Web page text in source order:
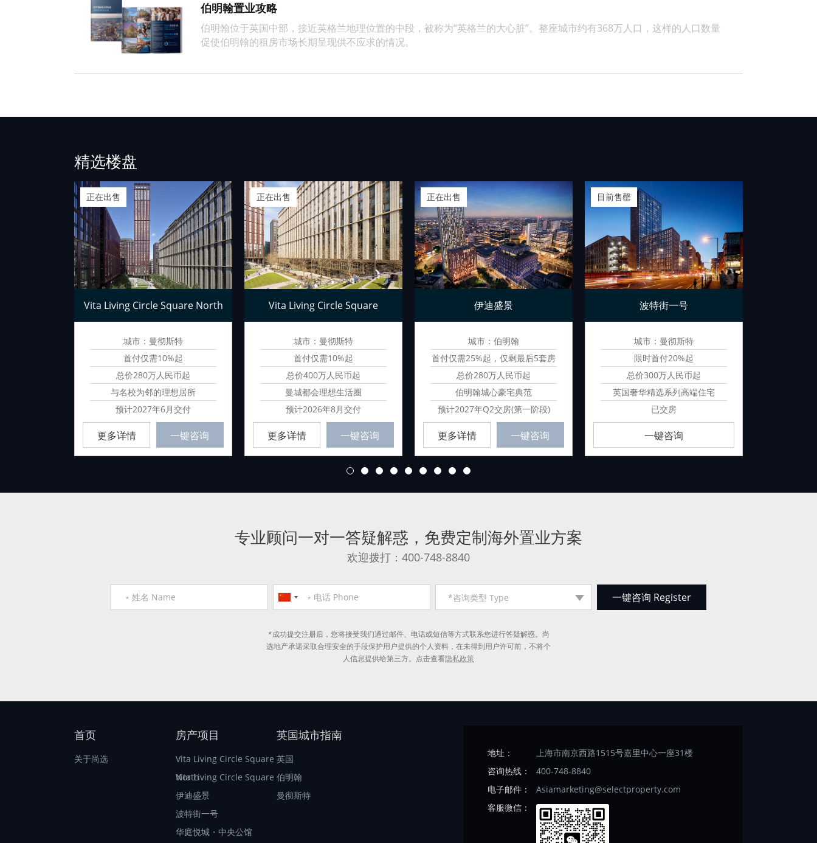
伯明翰置业攻略
伯明翰位于英国中部，接近英格兰地理位置的中段，被称为“英格兰的大心脏”。整座城市约有368万人口，这样的人口数量
促使伯明翰的租房市场长期呈现供不应求的情况。
精选楼盘
正在出售
Vita Living Circle Square North
城市：曼彻斯特
首付仅需10%起
总价280万人民币起
与名校为邻的理想居所
预计2027年6月交付
更多详情 一键咨询
正在出售
Vita Living Circle Square
城市：曼彻斯特
首付仅需10%起
总价400万人民币起
曼城都会理想生活圈
预计2026年8月交付
更多详情 一键咨询
正在出售
伊迪盛景
城市：伯明翰
首付仅需25%起，仅剩最后5套房
源
总价280万人民币起
伯明翰城心豪宅典范
预计2027年Q2交房(第一阶段)
更多详情 一键咨询
目前售罄
波特街一号
城市：曼彻斯特
限时首付20%起
总价300万人民币起
英国奢华精选系列高端住宅
已交房
一键咨询
3 4 5 6 7 8 9
专业顾问一对一答疑解惑 ， 免费定制海外置业方案
欢迎拨打：400-748-8840
*成功提交注册后，您将接受我们通过邮件、电话或短信等方式联系您进行答疑解惑。尚
选地产承诺采取合理安全的手段保护用户提供的个人资料，在未得到用户许可前，不将个
人信息提供给第三方。点击查看隐私政策
首页
关于尚选
房产项目
Vita Living Circle Square
North
Vita Living Circle Square
伊迪盛景
波特街一号
华庭悦城・中央公馆
英国城市指南
英国
伯明翰
曼彻斯特
地址：
上海市南京西路1515号嘉里中心一座31楼
咨询热线：
400-748-8840
电子邮件：
Asiamarketing@selectproperty.com
客服微信：